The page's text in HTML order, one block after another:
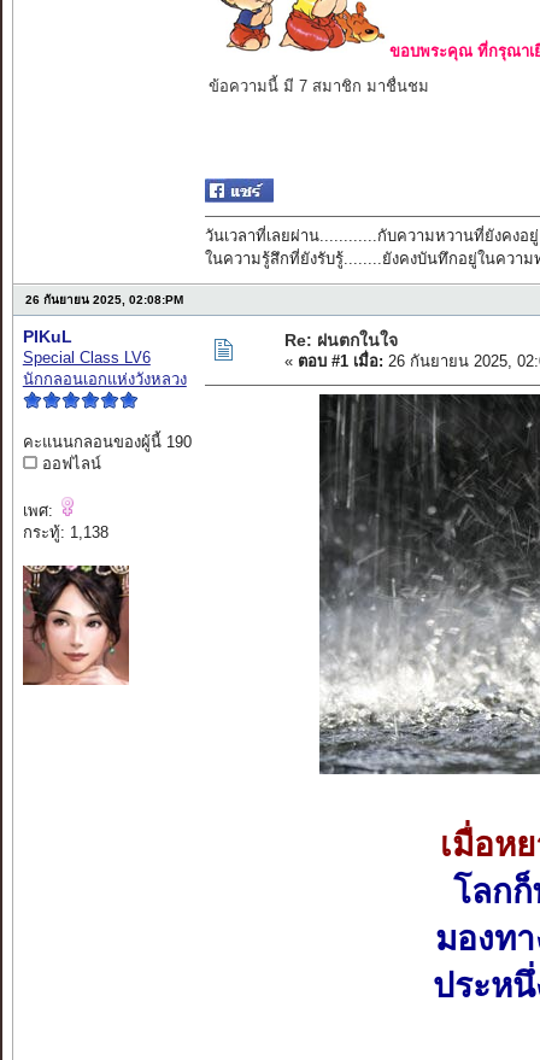
ขอบพระคุณ ที่กรุณาเ
ข้อความนี้ มี 7 สมาชิก มาชื่นชม
วันเวลาที่เลยผ่าน............กับความหวานที่ยังคงอยู่
ในความรู้สึกที่ยังรับรู้........ยังคงบันทึกอยู่ในความ
26 กันยายน 2025, 02:08:PM
PIKuL
Special Class LV6
นักกลอนเอกแห่งวังหลวง
คะแนนกลอนของผู้นี้ 190
ออฟไลน์
เพศ:
กระทู้: 1,138
Re: ฝนตกในใจ
« ตอบ #1 เมื่อ: 26 กันยายน 2025,
เมื่อห
โลก
มองทา
ประห